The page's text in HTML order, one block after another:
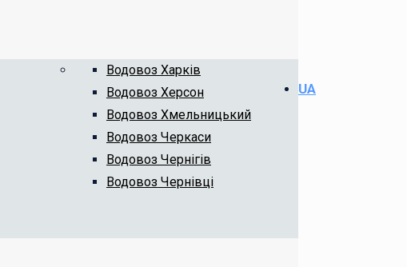
Водовоз Харків
Водовоз Херсон
Водовоз Хмельницький
Водовоз Черкаси
Водовоз Чернігів
Водовоз Чернівці
UA